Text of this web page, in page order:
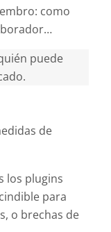
como
puede
de
los plugins
para
o brechas de